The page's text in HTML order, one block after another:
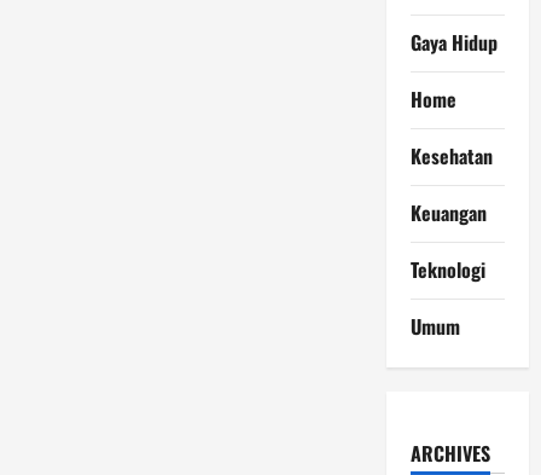
Gaya Hidup
Home
Kesehatan
Keuangan
Teknologi
Umum
ARCHIVES